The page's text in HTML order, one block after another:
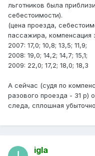
льготников была
себестоимости).
(цена проезда,
пассажира, компенсация
2007: 17,0; 10,8; 13,5; 11,9;
2008: 19,0; 14,2; 14,7; 15,1;
2009: 22,0; 17,2; 18,0; 18,3
А сейчас (судя по
разового проезда - 31 р)
следа, сплошная
igla